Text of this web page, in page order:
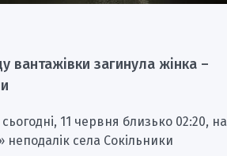
вантажівки загинула жінка –
11 червня близько 02:20, на
неподалік села Сокільники